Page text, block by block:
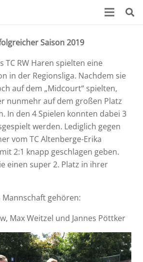
Saison 2019
TC RW Haren spielten eine
in der Regionsliga. Nachdem sie
auf dem „Midcourt“ spielten,
nunmehr auf dem großen Platz
In den 4 Spielen konnten dabei 3
werden. Lediglich gegen
vom TC Altenberge-Erika
2:1 knapp geschlagen geben.
einen super 2. Platz in ihrer
gehören:
Max Weitzel und Jannes Pöttker